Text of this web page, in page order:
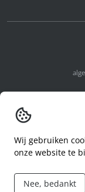
Wij gebruiken
onze website te
Nee, bedankt